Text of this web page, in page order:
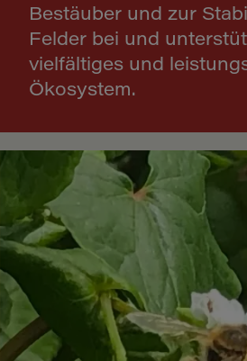
Bestäuber und zur
Felder bei und
vielfältiges und
Ökosystem.